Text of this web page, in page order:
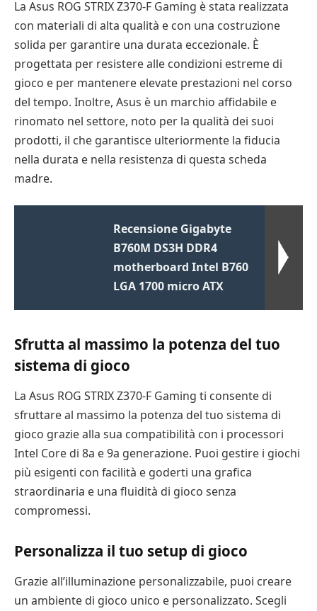
La Asus ROG STRIX Z370-F Gaming è stata realizzata
con materiali di alta qualità e con una costruzione
solida per garantire una durata eccezionale. È
progettata per resistere alle condizioni estreme di
gioco e per mantenere elevate prestazioni nel corso
del tempo. Inoltre, Asus è un marchio affidabile e
rinomato nel settore, noto per la qualità dei suoi
prodotti, il che garantisce ulteriormente la fiducia
nella durata e nella resistenza di questa scheda
madre.
Recensione Gigabyte
B760M DS3H DDR4
motherboard Intel B760
LGA 1700 micro ATX
Sfrutta al massimo la potenza del tuo
sistema di gioco
La Asus ROG STRIX Z370-F Gaming ti consente di
sfruttare al massimo la potenza del tuo sistema di
gioco grazie alla sua compatibilità con i processori
Intel Core di 8a e 9a generazione. Puoi gestire i giochi
più esigenti con facilità e goderti una grafica
straordinaria e una fluidità di gioco senza
compromessi.
Personalizza il tuo setup di gioco
Grazie all’illuminazione personalizzabile, puoi creare
un ambiente di gioco unico e personalizzato. Scegli